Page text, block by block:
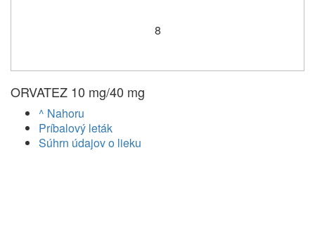
8
ORVATEZ 10 mg/40 mg
^ Nahoru
Príbalový leták
Súhrn údajov o lieku